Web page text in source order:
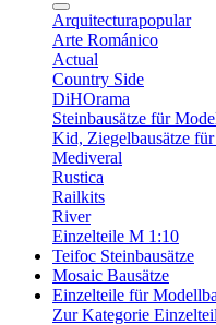
Arquitecturapopular
Arte Románico
Actual
Country Side
DiHOrama
Steinbausätze für
Kid, Ziegelbausätze
Mediveral
Rustica
Railkits
River
Einzelteile M 1:10
Teifoc Steinbausätze
Mosaic Bausätze
Einzelteile für
Zur Kategorie